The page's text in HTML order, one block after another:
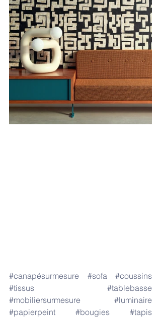
#canapésurmesure #sofa
#coussins
#tissus
#tablebasse
#mobiliersurmesure
#luminaire
#papierpeint
#bougies
#tapis